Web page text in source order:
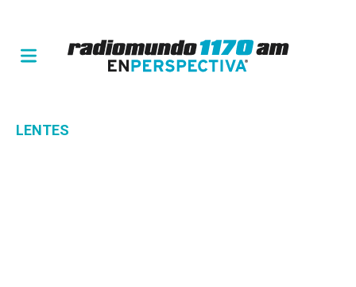
LENTES